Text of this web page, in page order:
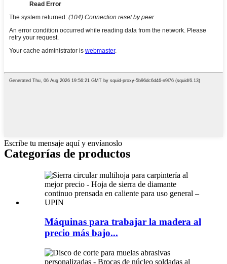
Escribe tu mensaje aquí y envíanoslo
Categorías de productos
Máquinas para trabajar la madera al
precio más bajo...